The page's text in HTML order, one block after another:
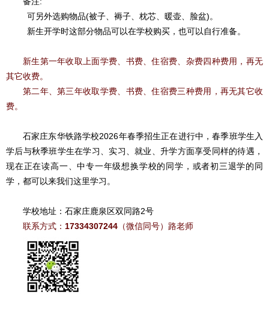
可另外选购物品(被子、褥子、枕芯、暖壶、脸盆)。
新生开学时这部分物品可以在学校购买，也可以自行准备。
新生第一年收取上面学费、书费、住宿费、杂费四种费用，再无
其它收费。
第二年、第三年收取学费、书费、住宿费三种费用，再无其它收
费。
石家庄东华铁路学校2026年春季招生正在进行中，春季班学生入
学后与秋季班学生在学习、实习、就业、升学方面享受同样的待遇，
现在正在读高一、中专一年级想换学校的同学，或者初三退学的同
学，都可以来我们这里学习。
学校地址：石家庄鹿泉区双同路2号
联系方式： 17334307244 （微信同号）路老师